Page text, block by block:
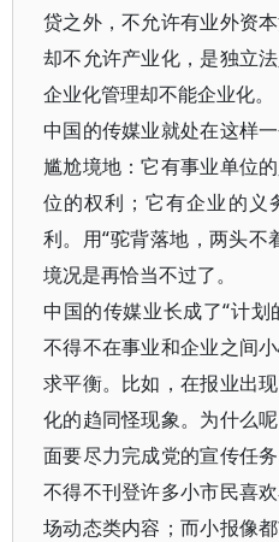
贷之外，不允许有业外资
却不允许产业化，是独立
企业化管理却不能企业化。
中国的传媒业就处在这样
尴尬境地：它有事业单位
位的权利；它有企业的义
利。用“驼背落地，两头不
境况是再恰当不过了。
中国的传媒业长成了“计划
不得不在事业和企业之间
求平衡。比如，在报业出
化的趋同怪现象。为什么
面要尽力完成党的宣传任
不得不刊登许多小市民喜
场动态类内容；而小报像